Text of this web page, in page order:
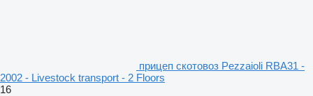
прицеп скотовоз Pezzaioli RBA31 -
2002 - Livestock transport - 2 Floors
16